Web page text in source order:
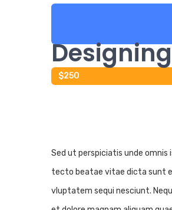
$250
Sed ut perspiciatis unde
tecto beatae vitae dicta sunt
vluptatem sequi nesciunt.